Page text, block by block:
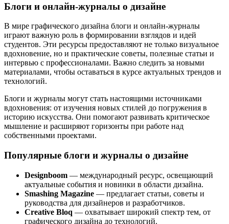
Блоги и онлайн-журналы о дизайне
В мире графического дизайна блоги и онлайн-журналы
играют важную роль в формировании взглядов и идей
студентов. Эти ресурсы предоставляют не только визуальное
вдохновение, но и практические советы, полезные статьи и
интервью с профессионалами. Важно следить за новыми
материалами, чтобы оставаться в курсе актуальных трендов и
технологий.
Блоги и журналы могут стать настоящими источниками
вдохновения: от изучения новых стилей до погружения в
историю искусства. Они помогают развивать критическое
мышление и расширяют горизонты при работе над
собственными проектами.
Популярные блоги и журналы о дизайне
Designboom — международный ресурс, освещающий
актуальные события и новинки в области дизайна.
Smashing Magazine — предлагает статьи, советы и
руководства для дизайнеров и разработчиков.
Creative Bloq — охватывает широкий спектр тем, от
графического дизайна до технологий.